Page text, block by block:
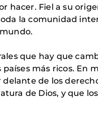
hacer. Fiel a su
la comunidad
que hay que
más ricos. En
de los
de Dios, y que